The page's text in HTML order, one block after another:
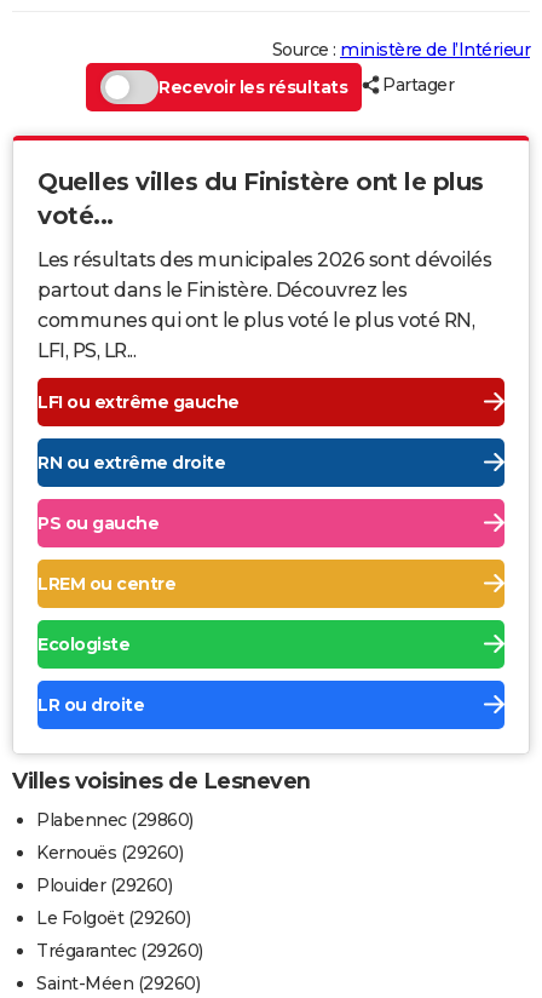
Source : ministère de l’Intérieur
Recevoir les résultats
Partager
Quelles villes du Finistère ont le plus
voté...
Les résultats des municipales 2026 sont dévoilés
partout dans le Finistère. Découvrez les
communes qui ont le plus voté le plus voté RN,
LFI, PS, LR...
LFI ou extrême gauche
RN ou extrême droite
PS ou gauche
LREM ou centre
Ecologiste
LR ou droite
Villes voisines de Lesneven
Plabennec (29860)
Kernouës (29260)
Plouider (29260)
Le Folgoët (29260)
Trégarantec (29260)
Saint-Méen (29260)